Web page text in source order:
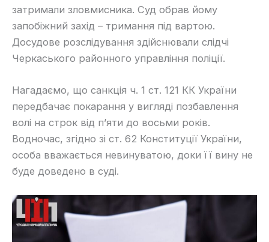
затримали зловмисника. Суд обрав йому
запобіжний захід – тримання під вартою.
Досудове розслідування здійснювали слідчі
Черкаського районного управління поліції.
Нагадаємо, що санкція ч. 1 ст. 121 КК України
передбачає покарання у вигляді позбавлення
волі на строк від п’яти до восьми років.
Водночас, згідно зі ст. 62 Конституції України,
особа вважається невинуватою, доки її вину не
буде доведено в суді.